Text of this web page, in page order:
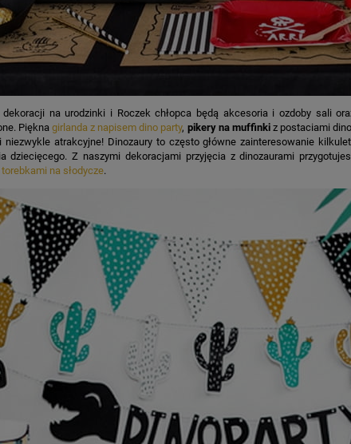
na urodzinki i Roczek chłopca będą akcesoria i ozdoby sali
Pięknagirlanda z napisem dino party, pikery na muffinki z postaciami
niezwykle atrakcyjne! Dinozaury to często główne zainteresowanie
dziecięcego. Z naszymi dekoracjami przyjęcia z dinozaurami
na słodycze.